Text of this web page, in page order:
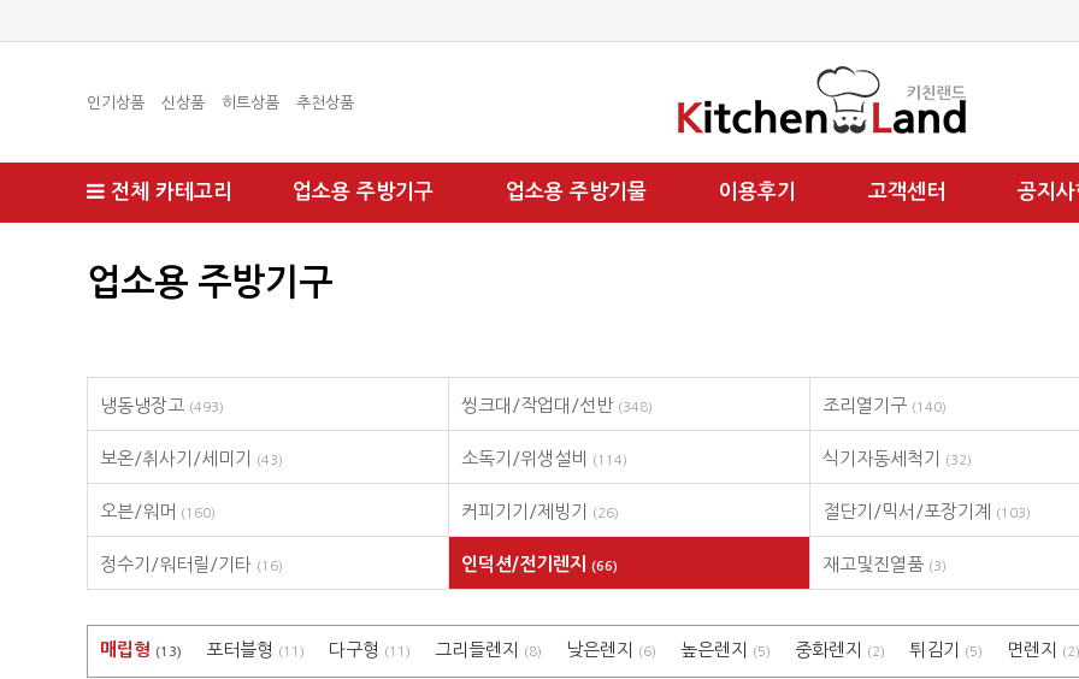
인기상품 신상품 히트상품 추천상품
전체 카테고리 업소용 주방기구 업소용 주방기물 이용후기 고객센터 공지사
업소용 주방기구
냉동냉장고 (493) 씽크대/작업대/선반 (348) 조리열기구 (140)
보온/취사기/세미기 (43) 소독기/위생설비 (114) 식기자동세척기 (32)
오븐/워머 (160) 커피기기/제빙기 (26) 절단기/믹서/포장기계 (103)
정수기/워터릴/기타 (16) 인덕션/전기렌지 (66) 재고및진열품 (3)
매립형 (13) 포터블형 (11) 다구형 (11) 그리들렌지 (8) 낮은렌지 (6) 높은렌지 (5) 중화렌지 (2) 튀김기 (5) 면렌지 (2)